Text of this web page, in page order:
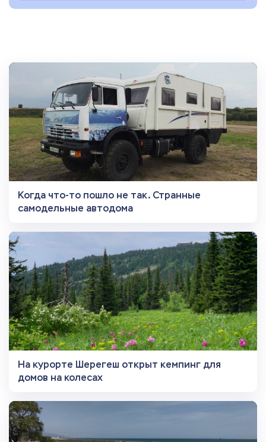
Когда что-то пошло не так. Странные
самодельные автодома
На курорте Шерегеш открыт кемпинг для
домов на колесах